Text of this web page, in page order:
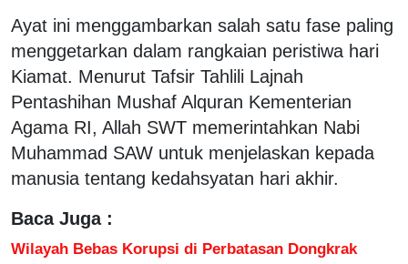
Ayat ini menggambarkan salah satu fase paling
menggetarkan dalam rangkaian peristiwa hari
Kiamat. Menurut Tafsir Tahlili Lajnah
Pentashihan Mushaf Alquran Kementerian
Agama RI, Allah SWT memerintahkan Nabi
Muhammad SAW untuk menjelaskan kepada
manusia tentang kedahsyatan hari akhir.
Baca Juga :
Wilayah Bebas Korupsi di Perbatasan Dongkrak